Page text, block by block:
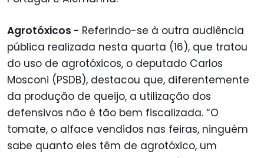
Agrotóxicos - Referindo-se à outra audiência
pública realizada nesta quarta (16), que tratou
do uso de agrotóxicos, o deputado Carlos
Mosconi (PSDB), destacou que, diferentemente
da produção de queijo, a utilização dos
defensivos não é tão bem fiscalizada. “O
tomate, o alface vendidos nas feiras, ninguém
sabe quanto eles têm de agrotóxico, um